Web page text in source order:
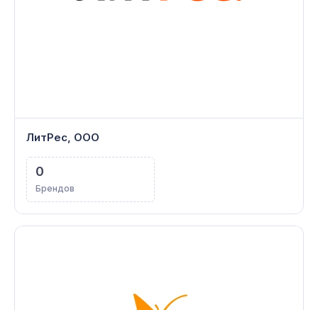
ЛитРес, ООО
0
Брендов